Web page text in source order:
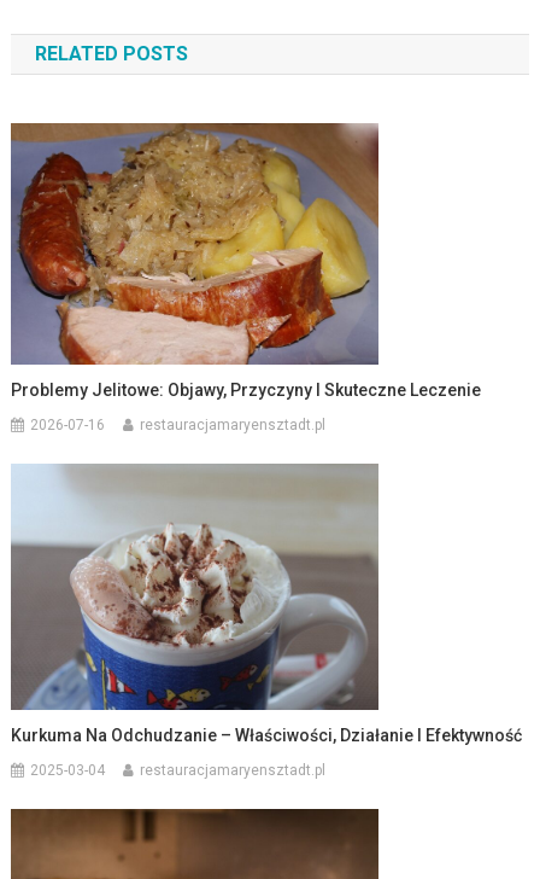
wpisu
RELATED POSTS
Problemy Jelitowe: Objawy, Przyczyny I Skuteczne Leczenie
2026-07-16 restauracjamaryensztadt.pl
Kurkuma Na Odchudzanie – Właściwości, Działanie I Efektywność
2025-03-04 restauracjamaryensztadt.pl